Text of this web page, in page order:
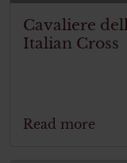
Cavaliere
Italian Cross
Read more